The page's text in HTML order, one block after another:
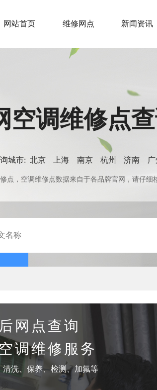
网站首页 维修网点 新闻资讯
空调维修点
城市: 北京 上海 南京 杭州 济南 广
点，空调维修点数据来自于各品牌官网，请仔
网点查询
调维修服务
洗、保养、检测、加氟等
：